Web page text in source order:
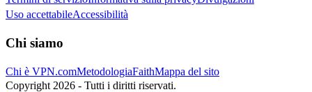
Uso accettabileAccessibilità
Chi siamo
Chi è VPN.comMetodologiaFaithMappa del sito
Copyright 2026 - Tutti i diritti riservati.